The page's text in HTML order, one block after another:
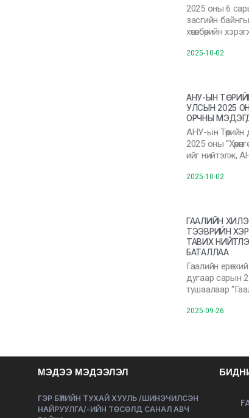
2025 оны 6
засгийн
хөтөлбөрийн
2025-10-02
АНУ-ЫН
УЛСЫН 2025
ОРЧНЫ
АНУ-ын Төрийн
2025 оны
ийг нийтэлж,
2025-10-02
ГААЛИЙН
ТЭЭВРИЙН
ТАВИХ
БАТАЛЛАА
Гаалийн
дугаар сарын
тушаалаар
2025-09-26
МЭДЭЭ МЭДЭЭЛЭЛ
ГЭР БҮЛИЙН ТУХАЙ ХУУЛЬ /ШИНЭЧИЛСЭН
НАЙРУУЛГА/-ИЙН ТӨСӨЛД САНАЛ АВЧ